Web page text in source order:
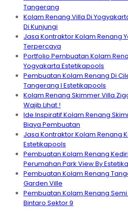
Tangerang
Kolam Renang Villa Di
Di Kunjungi
Jasa Kontraktor Kolam Renang
Terpercaya
Portfolio Pembuatan Kolam
Yogyakarta Estetikapools
Pembuatan Kolam Renang Di
Tangerang I Estetikapools
Kolam Renang Skimmer Villa
Wajib Lihat !
Ide Inspiratif Kolam Renang
Biaya Pembuatan
Jasa Kontraktor Kolam Renang
Estetikapools
Pembuatan Kolam Renang
Perumahan Park View By
Pembuatan Kolam Renang
Garden Ville
Pembuatan Kolam Renang Semi
Bintaro Sektor 9